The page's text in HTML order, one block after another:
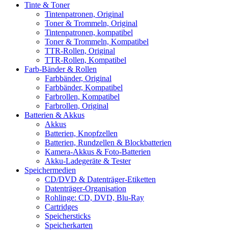
Tinte & Toner
Tintenpatronen, Original
Toner & Trommeln, Original
Tintenpatronen, kompatibel
Toner & Trommeln, Kompatibel
TTR-Rollen, Original
TTR-Rollen, Kompatibel
Farb-Bänder & Rollen
Farbbänder, Original
Farbbänder, Kompatibel
Farbrollen, Kompatibel
Farbrollen, Original
Batterien & Akkus
Akkus
Batterien, Knopfzellen
Batterien, Rundzellen & Blockbatterien
Kamera-Akkus & Foto-Batterien
Akku-Ladegeräte & Tester
Speichermedien
CD/DVD & Datenträger-Etiketten
Datenträger-Organisation
Rohlinge: CD, DVD, Blu-Ray
Cartridges
Speichersticks
Speicherkarten